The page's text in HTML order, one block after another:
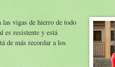
las vigas de hierro de todo
es resistente y está
de más recordar a los